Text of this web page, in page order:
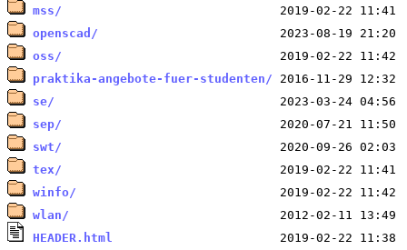
mss/
openscad/
oss/
praktika-angebote-fuer-studenten/
se/
sep/
swt/
tex/
winfo/
wlan/
HEADER.html